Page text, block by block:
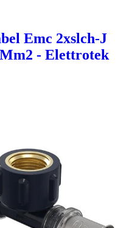
Emc 2xslch-J
- Elettrotek